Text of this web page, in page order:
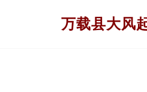
万载县大风